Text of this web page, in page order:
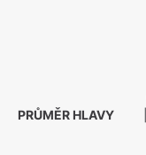
PRŮMĚR HLAVY